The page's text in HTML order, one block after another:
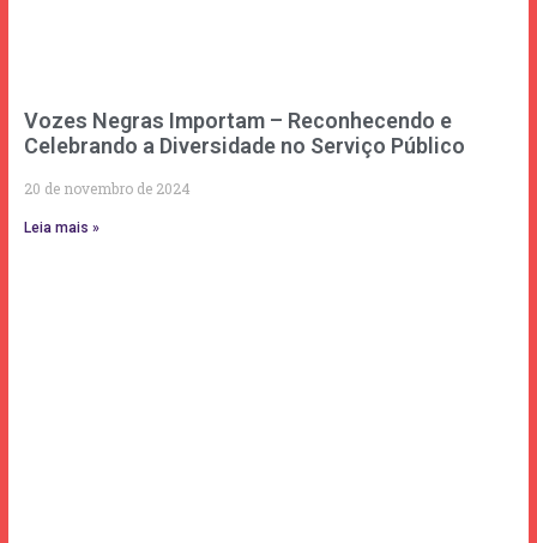
Vozes Negras Importam – Reconhecendo e
Celebrando a Diversidade no Serviço Público
20 de novembro de 2024
Leia mais »